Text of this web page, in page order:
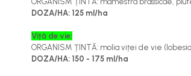
Sulfitare must / vin
Electrocasnice
DOZA/HA: 125 ml/ha
Viță de vie:
ORGANISM ȚINTĂ: molia viței de vie
DOZA/HA: 150 - 175 ml/ha